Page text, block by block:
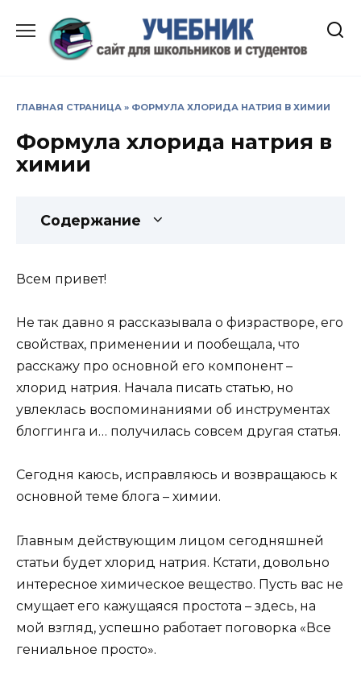
содержанию
ГЛАВНАЯ СТРАНИЦА » ФОРМУЛА ХЛОРИДА НАТРИЯ В ХИМИИ
Формула хлорида натрия в
химии
Содержание
Всем привет!
Не так давно я рассказывала о физрастворе, его
свойствах, применении и пообещала, что
расскажу про основной его компонент –
хлорид натрия. Начала писать статью, но
увлеклась воспоминаниями об инструментах
блоггинга и… получилась совсем другая статья.
Сегодня каюсь, исправляюсь и возвращаюсь к
основной теме блога – химии.
Главным действующим лицом сегодняшней
статьи будет хлорид натрия. Кстати, довольно
интересное химическое вещество. Пусть вас не
смущает его кажущаяся простота – здесь, на
мой взгляд, успешно работает поговорка «Все
гениальное просто».